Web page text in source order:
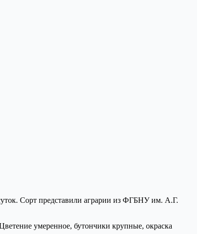
Сорт представили аграрии из ФГБНУ им. А.Г.
умеренное, бутончики крупные, окраска